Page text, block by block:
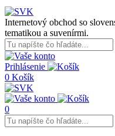
Internetový obchod so
tematikou a suvenírmi.
Prihlásenie
0 Košík
0